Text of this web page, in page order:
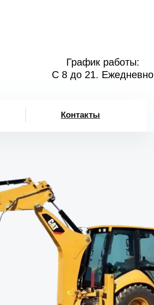
График работы:
С 8 до 21. Ежедневно
Контакты